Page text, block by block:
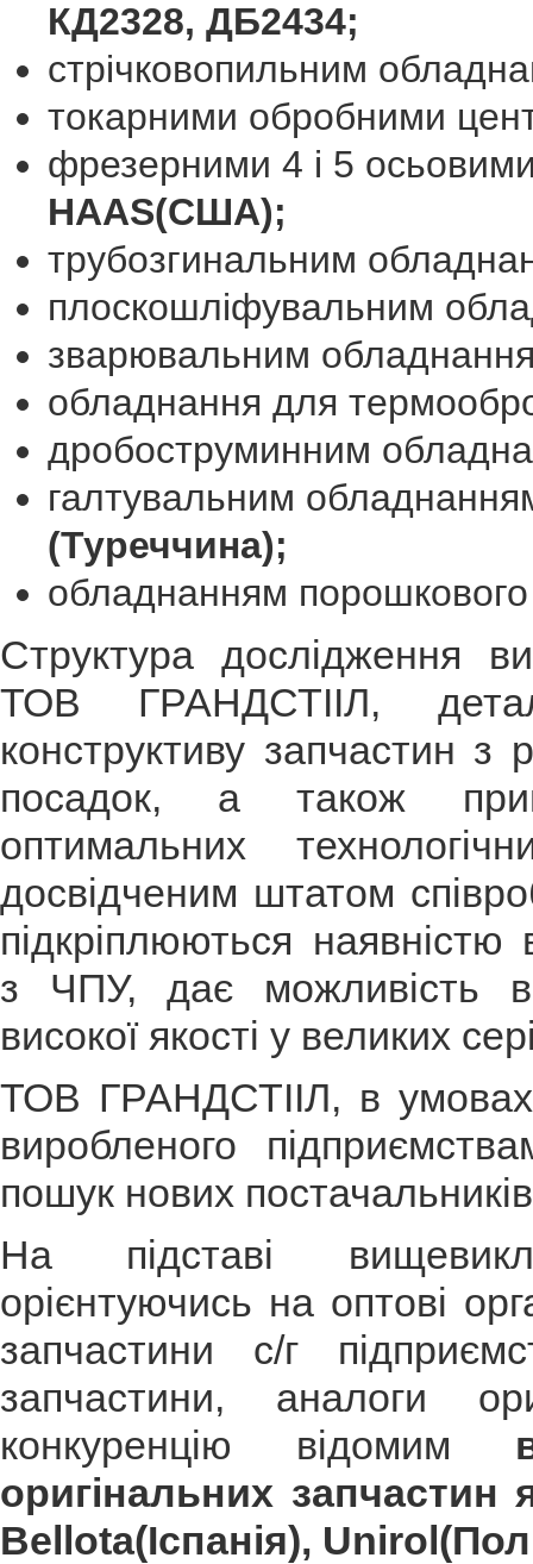
КД2328, ДБ2434;
стрічковопильним
токарними обробними
фрезерними 4 і 5
HAAS(США);
трубозгинальним
плоскошліфувальним
зварювальним
обладнання для
дробоструминним
галтувальним
(Туреччина);
обладнанням
Структура дослідження
ТОВ ГРАНДСТІІЛ,
конструктиву запчастин з
посадок, а також
оптимальних
досвідченим штатом
підкріплюються
з ЧПУ, дає можливість
високої якості у великих
ТОВ ГРАНДСТІІЛ, в умовах
виробленого
пошук нових
На підставі
орієнтуючись на оптові
запчастини с/г
запчастини, аналоги
конкуренцію відомим
оригінальних запчастин
Bellota(Іспанія), Unirol